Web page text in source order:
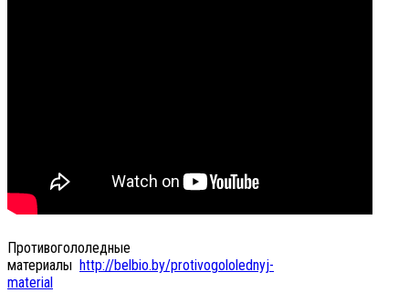
Противогололедные
материалы http://belbio.by/protivogololednyj-
material